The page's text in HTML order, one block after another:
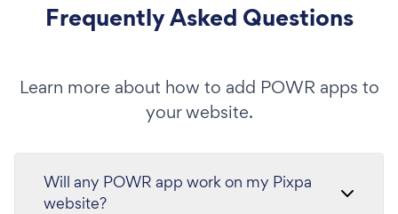
Frequently Asked Questions
Learn more about how to add POWR apps to
your website.
Will any POWR app work on my Pixpa
website?